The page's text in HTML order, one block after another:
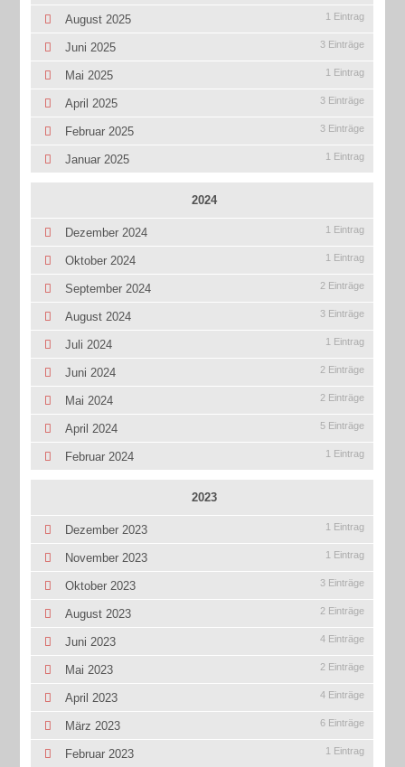
August 2025 1 Eintrag
Juni 2025 3 Einträge
Mai 2025 1 Eintrag
April 2025 3 Einträge
Februar 2025 3 Einträge
Januar 2025 1 Eintrag
2024
Dezember 2024 1 Eintrag
Oktober 2024 1 Eintrag
September 2024 2 Einträge
August 2024 3 Einträge
Juli 2024 1 Eintrag
Juni 2024 2 Einträge
Mai 2024 2 Einträge
April 2024 5 Einträge
Februar 2024 1 Eintrag
2023
Dezember 2023 1 Eintrag
November 2023 1 Eintrag
Oktober 2023 3 Einträge
August 2023 2 Einträge
Juni 2023 4 Einträge
Mai 2023 2 Einträge
April 2023 4 Einträge
März 2023 6 Einträge
Februar 2023 1 Eintrag